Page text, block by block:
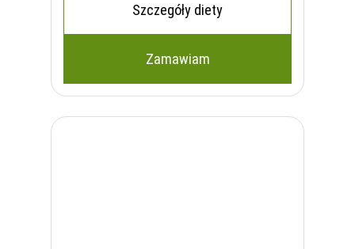
Szczegóły diety
Zamawiam